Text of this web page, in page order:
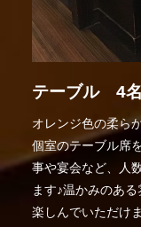
テーブル 4
オレンジ色の柔ら
個室のテーブル席
事や宴会など、人
ます♪温かみのあ
楽しんでいただけ